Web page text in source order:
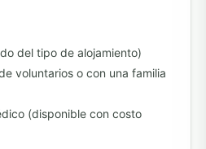
del tipo de alojamiento)
voluntarios o con una familia
(disponible con costo